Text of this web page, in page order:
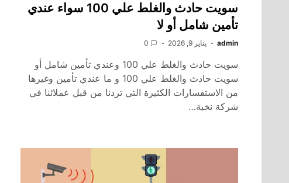
سويت حادث والغلط علي 100 سواء عندي
تأمين شامل أو لا
admin يناير 9, 2026 0
سويت حادث والغلط علي 100 وعندي تأمين شامل أو
سويت حادث والغلط علي 100 و ما عندي تأمين وغيرها
من الاستفسارات الكثيرة التي تردنا من قبل عملائنا في
شركة نخبة…